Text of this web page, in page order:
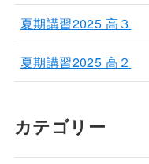
夏期講習2025 高３
夏期講習2025 高２
カテゴリー